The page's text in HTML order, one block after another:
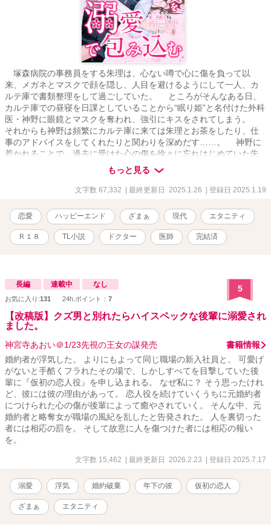
塚森病院の事務員をする朱理は、心ない噂で心に傷を負って以
来、メガネとマスクで顔を隠し、人目を避けるようにして一人、カ
ルテ庫で書類整理をして過ごしていた。 ところがそんなある日、
カルテ庫での昼寝を日課としていることから“眠り姫”と名付けた外科
医・神野に眼鏡とマスクを奪われ、強引にキスをされてしまう。
それからも神野は頻繁にカルテ庫に来ては朱理とお茶をしたり、仕
事のアドバイスをしてくれたりと関わりを深めだす……。 神野に
惹かれることで、過去に受けた心の傷を徐々に忘れはじめていた朱
理。 だが二人に思いもかけない事件が起きて――。 ※大人ドクタ
ーと真面目事務員の恋愛です🌟 ※Ｒ18シーン有 ※全話投稿予約済
※2018.07.01 にLUNA文庫様より出版していた「眠りの森のドクタ
えにあります。 💕💕💕神野視点と結婚式を追加してます💕💕💕 ※イ
ラスト：名残みちる（https://x.com/___NAGORI）様 デザイン：
まお（https://x.com/MAO034626） 様 にお願いいたしました🌟
もっと見る
文字数 67,332 | 最終更新日 2025.1.26 | 登録日 2025.1.19
恋愛 ハッピーエンド ざまぁ 現代 エタニティ
Ｒ１８ TL小説 ドクター 医師 完結済
長編 連載中 なし
お気に入り:131 24h.ポイント： 7
5
【改稿版】クズ男と別れたらハイスペックな後輩に溺愛され
ました。
神宮寺あおい＠1/23先視の王女の謀発売
書籍情報
婚約者が浮気した。 よりにもよって同じ職場の新入社員と。 可愛げ
がないと手酷くフラれたその場で、しかしすべてを目撃していた後
輩に『仮初の恋人役』を申し込まれる。 なぜ私に？ そう思ったけれ
ど、彼には彼の理由があって。 恋人役を続けていくうちに元婚約者
につけられた心の傷が後輩によって癒やされていく。 そんな中、元
婚約者と略奪女が職場の風紀を乱したと告発された。 人を裏切った
者には相応の罰を。 そして故意に人を傷つけた者には相応の報い
を。
文字数 15,462 | 最終更新日 2026.2.23 | 登録日 2025.7.17
溺愛 浮気 婚約破棄 年下の彼 仮初の恋人
ざまぁ エタニティ